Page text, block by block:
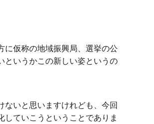
仮称の地域振興局、選挙の公
というかこの新しい姿というの
いと思いますけれども、今回
ていこうということでありま